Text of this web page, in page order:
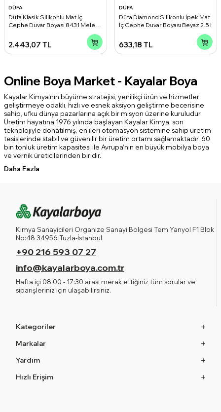
DÜFA
Düfa Klasik Silikonlu Mat İç
Cephe Duvar Boyası 8431 Melek
2.443,07 TL
DÜFA
Düfa Diamond Silikonlu İpek Mat
İç Cephe Duvar Boyası Beyaz 2.5 l
633,18 TL
Online Boya Market - Kayalar Boya
Kayalar Kimya’nın büyüme stratejisi, yenilikçi ürün ve hizmetler
geliştirmeye odaklı, hızlı ve esnek aksiyon geliştirme becerisine
sahip, ufku dünya pazarlarına açık bir misyon üzerine kuruludur.
Üretim hayatına 1976 yılında başlayan Kayalar Kimya, son
teknolojiyle donatılmış, en ileri otomasyon sistemine sahip üretim
tesislerinde stabil ve güvenilir bir üretim ortamı sağlamaktadır. 60
bin tonluk üretim kapasitesi ile Avrupa’nın en büyük mobilya boya
ve vernik üreticilerinden biridir.
Daha Fazla
Kimya Sanayicileri Organize Sanayi Bölgesi Tem Yanyol F1 Blok
No:48 34956 Tuzla-İstanbul
+90 216 593 07 27
info@kayalarboya.com.tr
Hafta içi 08:00 - 17:30 arası merak ettiğiniz tüm sorular ve
siparişleriniz için ulaşabilirsiniz.
Kategoriler
Markalar
Yardım
Hızlı Erişim